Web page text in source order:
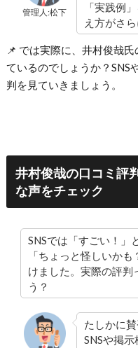
管理人:松下
「実践例
え方がさ
📌 では実際に、井村俊哉
ているのでしょうか？SNS
判を見ていきましょう。
井村俊哉の口コミ評
な声をチェック
SNSでは「すごい！」
「ちょっと怪しいか
けました。実際の評判
う？
たしかに
SNSや掲